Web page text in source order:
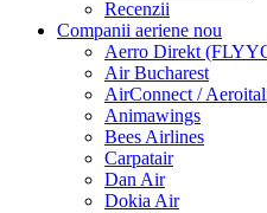
Recenzii
Companii aeriene nou
Aerro Direkt
Air Bucharest
AirConnect /
Animawings
Bees Airlines
Carpatair
Dan Air
Dokia Air